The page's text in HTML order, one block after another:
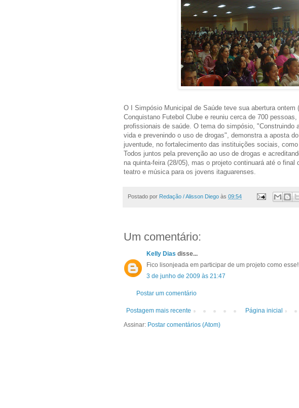
O I Simpósio Municipal de Saúde teve sua abertura ontem
Conquistano Futebol Clube e reuniu cerca de 700
profissionais de saúde. O tema do simpósio, "Construindo
vida e prevenindo o uso de drogas", demonstra a aposta
juventude, no fortalecimento das instituições sociais,
Todos juntos pela prevenção ao uso de drogas e
na quinta-feira (28/05), mas o projeto continuará até o final
teatro e música para os jovens itaguarenses.
Postado por Redação / Alisson Diego às 09:54
Um comentário:
Kelly Dias disse...
Fico lisonjeada em participar de um projeto como
3 de junho de 2009 às 21:47
Postar um comentário
Postagem mais recente
Página inicial
Assinar: Postar comentários (Atom)